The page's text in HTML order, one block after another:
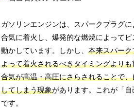
ガソリンエンジンは、スパークプラグに
合気に着火し、爆発的な燃焼によってピ
動かしています。しかし、本来スパーク
よって着火されるべきタイミングよりも
合気が高温・高圧にさらされることで、
してしまう現象があります。これが「自
です。